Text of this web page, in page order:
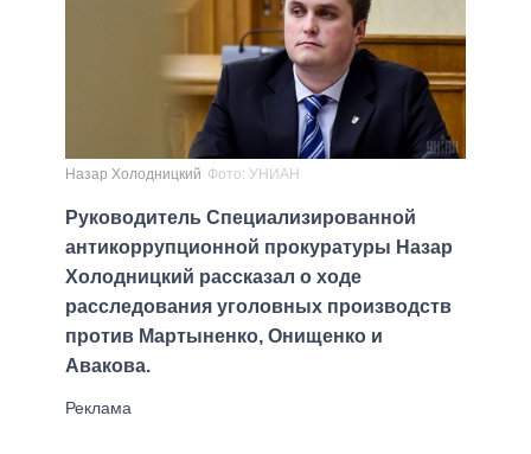
Назар Холодницкий Фото: УНИАН
Руководитель Специализированной
антикоррупционной прокуратуры Назар
Холодницкий рассказал о ходе
расследования уголовных производств
против Мартыненко, Онищенко и
Авакова.